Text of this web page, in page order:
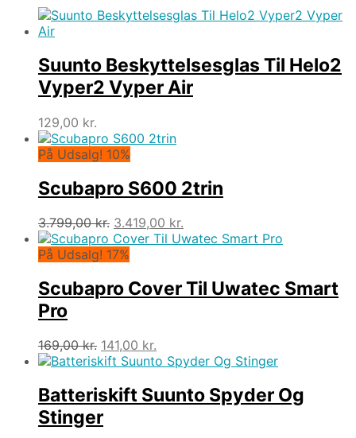
Suunto Beskyttelsesglas Til Helo2
Vyper2 Vyper Air
129,00 kr.
På Udsalg! 10%
Scubapro S600 2trin
3.799,00kr. Den
oprindelige
pris
3.799,00 kr..
3.419,00 kr.
aktuelle
3.419,00 kr..
På Udsalg! 17%
Scubapro Cover Til Uwatec Smart
Pro
169,00kr. Den
oprindelige
var:
169,00 kr..
141,00 kr.
aktuelle
er:
141,00 kr..
Batteriskift Suunto Spyder Og
Stinger